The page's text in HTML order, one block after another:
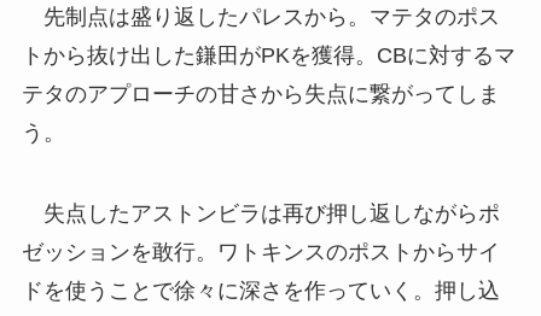
先制点は盛り返したパレスから。マテタのポス
トから抜け出した鎌田がPKを獲得。CBに対するマ
テタのアプローチの甘さから失点に繋がってしま
う。
失点したアストンビラは再び押し返しながらポ
ゼッションを敢行。ワトキンスのポストからサイ
ドを使うことで徐々に深さを作っていく。押し込